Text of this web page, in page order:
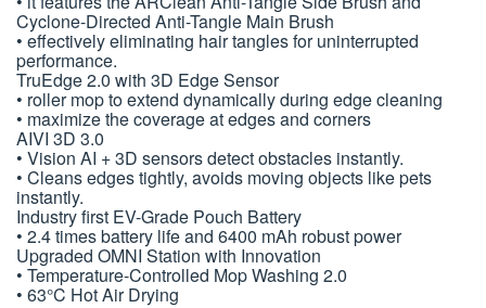
Cyclone-Directed Anti-Tangle Main Brush
• effectively eliminating hair tangles for uninterrupted
performance.
TruEdge 2.0 with 3D Edge Sensor
• roller mop to extend dynamically during edge cleaning
• maximize the coverage at edges and corners
AIVI 3D 3.0
• Vision AI + 3D sensors detect obstacles instantly.
• Cleans edges tightly, avoids moving objects like pets
instantly.
Industry first EV-Grade Pouch Battery
• 2.4 times battery life and 6400 mAh robust power
Upgraded OMNI Station with Innovation
• Temperature-Controlled Mop Washing 2.0
• 63°C Hot Air Drying